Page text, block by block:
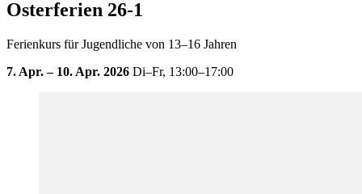
Osterferien 26-1
Ferienkurs für Jugendliche von 13–16 Jahren
7. Apr. – 10. Apr. 2026 Di–Fr, 13:00–17:00